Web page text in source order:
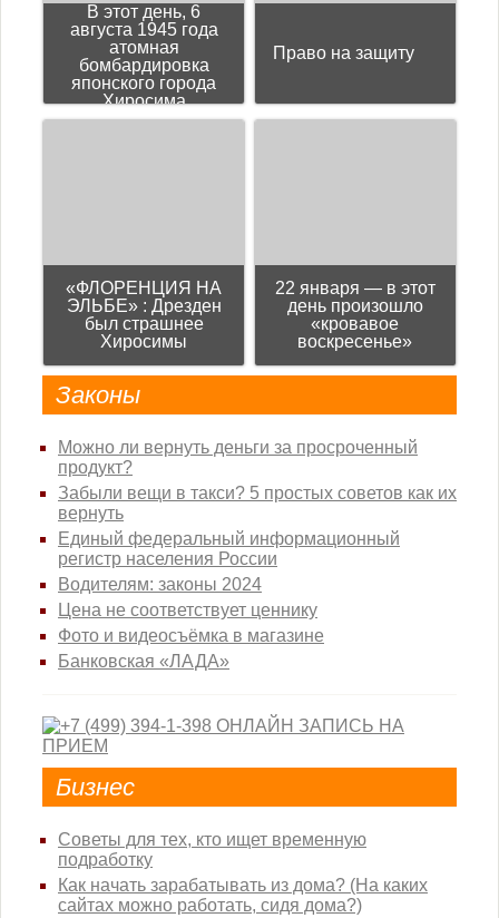
В этот день, 6
августа 1945 года
атомная
бомбардировка
японского города
Хиросима
Право на защиту
«ФЛОРЕНЦИЯ НА
ЭЛЬБЕ» : Дрезден
был страшнее
Хиросимы
22 января — в этот
день произошло
«кровавое
воскресенье»
Законы
Можно ли вернуть деньги за просроченный
продукт?
Забыли вещи в такси? 5 простых советов как их
вернуть
Единый федеральный информационный
регистр населения России
Водителям: законы 2024
Цена не соответствует ценнику
Фото и видеосъёмка в магазине
Банковская «ЛАДА»
Бизнес
Советы для тех, кто ищет временную
подработку
Как начать зарабатывать из дома? (На каких
сайтах можно работать, сидя дома?)